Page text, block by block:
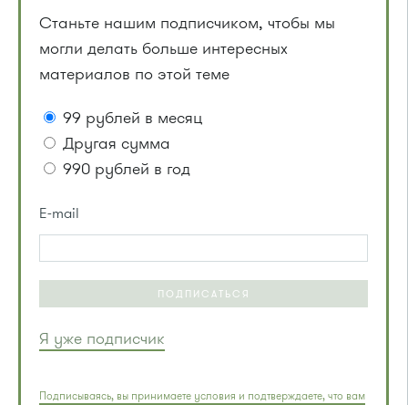
Станьте нашим подписчиком, чтобы мы
могли делать больше интересных
материалов по этой теме
99 рублей в месяц
Другая сумма
990 рублей в год
E-mail
ПОДПИСАТЬСЯ
Я уже подписчик
Подписываясь, вы принимаете условия и подтверждаете, что вам